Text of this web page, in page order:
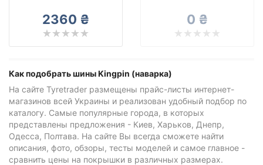
2360 ₴ 0 ₴
Как подобрать шины Kingpin (наварка)
На сайте Tyretrader размещены прайс-листы интернет-
магазинов всей Украины и реализован удобный подбор по
каталогу. Самые популярные города, в которых
представлены предложения - Киев, Харьков, Днепр,
Одесса, Полтава. На сайте Вы всегда сможете найти
описания, фото, обзоры, тесты моделей и самое главное -
сравнить цены на покрышки в различных размерах.
Все бренды
Тип транспортного средства
Сбросить Подобрать